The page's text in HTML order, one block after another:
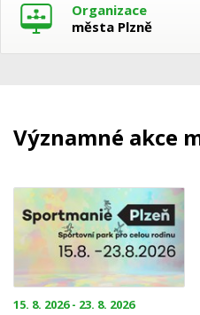
Organizace
města Plzně
Významné akce
15. 8. 2026 - 23. 8. 2026